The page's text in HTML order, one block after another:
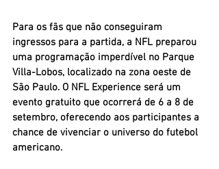
Para os fãs que não conseguiram
ingressos para a partida, a NFL preparou
uma programação imperdível no Parque
Villa-Lobos, localizado na zona oeste de
São Paulo. O NFL Experience será um
evento gratuito que ocorrerá de 6 a 8 de
setembro, oferecendo aos participantes a
chance de vivenciar o universo do futebol
americano.